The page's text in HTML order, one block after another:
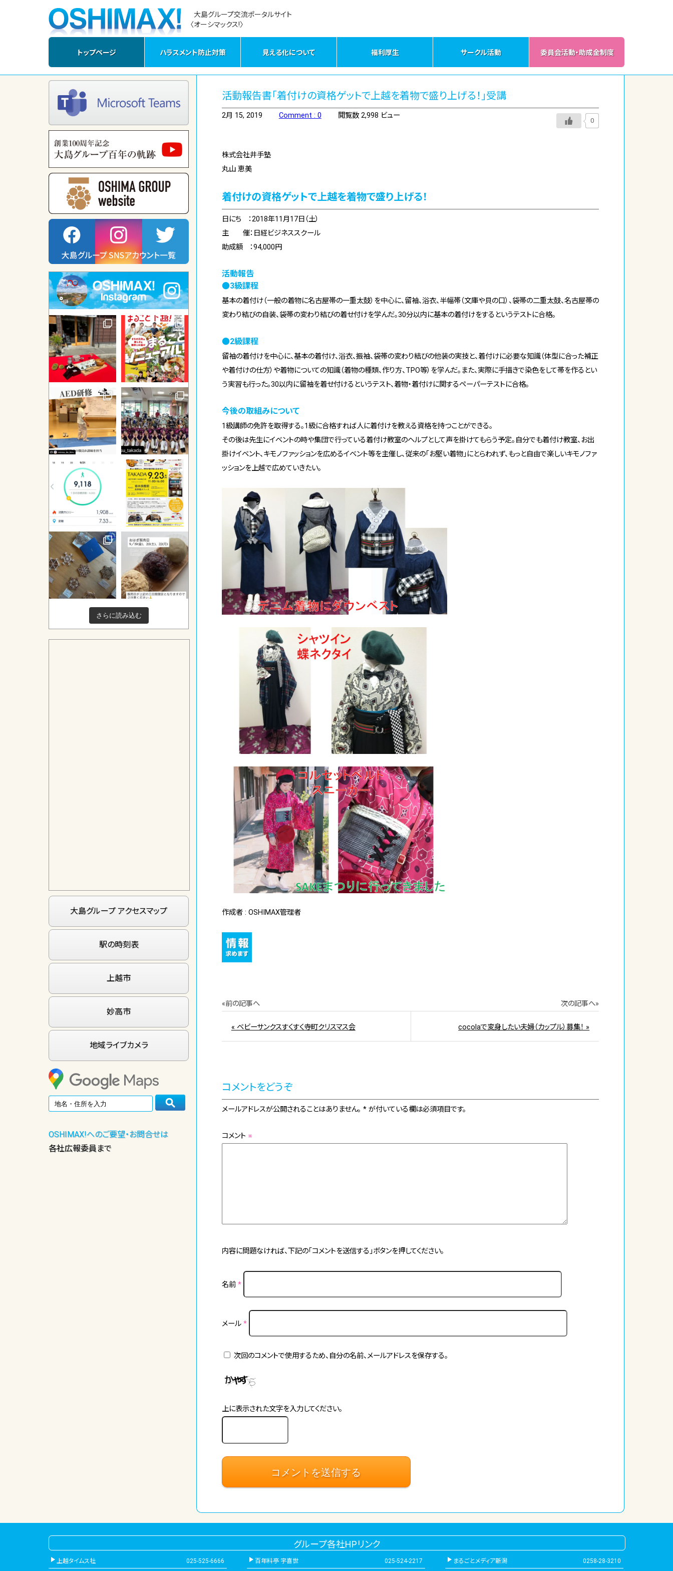
大島グループ交流ポータルサイト
〈オーシマックス!〉
トップページ ハラスメント防止対策 見える化について 福利厚生 サークル活動 委員会活動・助成金制度
さらに読み込む
大島グループ アクセスマップ
駅の時刻表
上越市
妙高市
地域ライブカメラ
OSHIMAX!へのご要望・お問合せは
各社広報委員まで
活動報告書「着付けの資格ゲットで上越を着物で盛り上げる！」受講
2月 15, 2019 Comment : 0 閲覧数 2,998 ビュー
0
株式会社井手塾
丸山 恵美
着付けの資格ゲットで上越を着物で盛り上げる！
日にち ：2018年11月17日（土）
主 催：日経ビジネススクール
助成額 ：94,000円
活動報告
●3級課程
基本の着付け（一般の着物に名古屋帯の一重太鼓）を中心に、留袖、浴衣、半幅帯（文庫や貝の口）、袋帯の二重太鼓、名古屋帯の
変わり結びの自装、袋帯の変わり結びの着せ付けを学んだ。30分以内に基本の着付けをするというテストに合格。
●2級課程
留袖の着付けを中心に、基本の着付け、浴衣、振袖、袋帯の変わり結びの他装の実技と、着付けに必要な知識（体型に合った補正
や着付けの仕方）や着物についての知識（着物の種類、作り方、TPO等）を学んだ。また、実際に手描きで染色をして帯を作るとい
う実習も行った。30以内に留袖を着せ付けるというテスト、着物・着付けに関するペーパーテストに合格。
今後の取組みについて
1級講師の免許を取得する。1級に合格すれば人に着付けを教える資格を持つことができる。
その後は先生にイベントの時や集団で行っている着付け教室のヘルプとして声を掛けてもらう予定。自分でも着付け教室、お出
掛けイベント、キモノファッションを広めるイベント等を主催し、従来の「お堅い着物」にとらわれず、もっと自由で楽しいキモノファ
ッションを上越で広めていきたい。
作成者 : OSHIMAX管理者
«前の記事へ 次の記事へ»
« ベビーサンクスすくすく寺町クリスマス会 cocolaで変身したい夫婦（カップル）募集！ »
コメントをどうぞ
メールアドレスが公開されることはありません。 * が付いている欄は必須項目です。
コメント ※
内容に問題なければ、下記の「コメントを送信する」ボタンを押してください。
名前 *
メール *
次回のコメントで使用するため、自分の名前、メールアドレスを保存する。
上に表示された文字を入力してください。
グループ各社HPリンク
上越タイムス社 025-525-6666 百年料亭 宇喜世 025-524-2217 まるごとメディア新潟 0258-28-3210